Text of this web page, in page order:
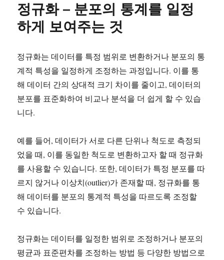
정규화 – 분포의 통계를 일정
하게 보여주는 것
정규화는 데이터를 특정 범위로 변환하거나 분포의 통
계적 특성을 일정하게 조정하는 과정입니다. 이를 통
해 데이터 간의 상대적 크기 차이를 줄이고, 데이터의
분포를 표준화하여 비교나 분석을 더 쉽게 할 수 있습
니다.
예를 들어, 데이터가 서로 다른 단위나 척도로 측정되
었을 때, 이를 동일한 척도로 변환하고자 할 때 정규화
를 사용할 수 있습니다. 또한, 데이터가 특정 분포를 따
르지 않거나 이상치(outlier)가 존재할 때, 정규화를 통
해 데이터를 분포의 통계적 특성을 따르도록 조정할
수 있습니다.
정규화는 데이터를 일정한 범위로 조정하거나 분포의
평균과 표준편차를 조정하는 방법 등 다양한 방법으로